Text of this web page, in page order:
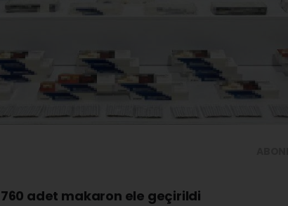
760 adet makaron ele geçirildi